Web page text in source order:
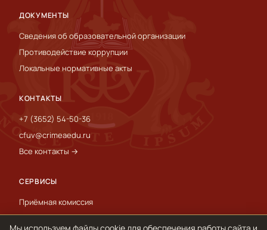
ДОКУМЕНТЫ
Сведения об образовательной организации
Противодействие коррупции
Локальные нормативные акты
КОНТАКТЫ
+7 (3652) 54-50-36
cfuv@crimeaedu.ru
Все контакты →
СЕРВИСЫ
Приёмная комиссия
Пресс-служба